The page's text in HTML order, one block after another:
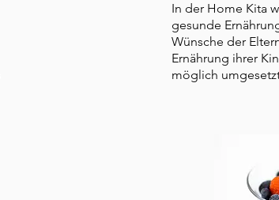
In der Home Kita
gesunde
Wünsche der
Ernährung ihrer Kin
möglich